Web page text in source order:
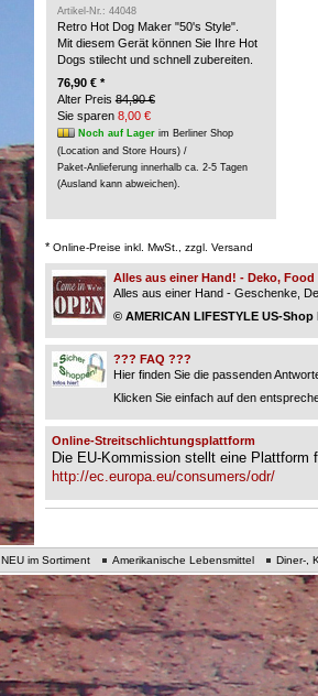
Artikel-Nr.: 44048
Retro Hot Dog Maker "50's Style".
Mit diesem Gerät können Sie Ihre Hot
Dogs stilecht und schnell zubereiten.
76,90 € *
Alter Preis 84,90 €
Sie sparen 8,00 €
Noch auf Lagerim Berliner Shop
(Location and Store Hours) /
Paket-Anlieferung innerhalb ca. 2-5 Tagen
(Ausland kann abweichen).
* Online-Preise inkl. MwSt., zzgl. Versand
Alles aus einer Hand! - Deko, Food
Alles aus einer Hand - Geschenke,
© AMERICAN LIFESTYLE US-Shop
??? FAQ ???
Hier finden Sie die passenden
Klicken Sie einfach auf den
Online-Streitschlichtungsplattform
Die EU-Kommission stellt eine
http://ec.europa.eu/consumers/odr/
NEU im Sortiment Amerikanische Lebensmittel Diner-,